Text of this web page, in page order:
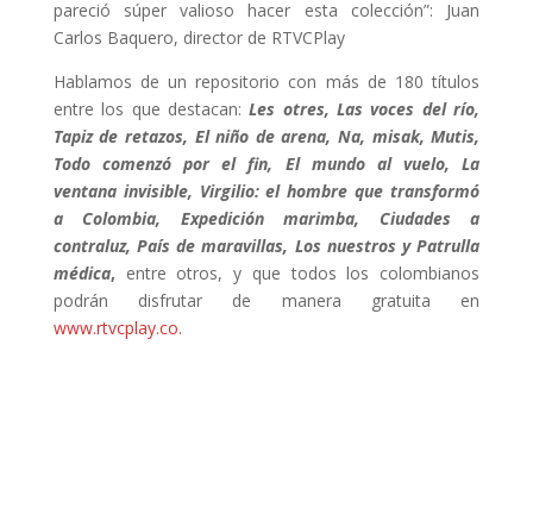
pareció súper valioso hacer esta colección”: Juan
Carlos Baquero, director de RTVCPlay
Hablamos de un repositorio con más de 180 títulos
entre los que destacan: Les otres, Las voces del río,
Tapiz de retazos, El niño de arena, Na, misak, Mutis,
Todo comenzó por el fin, El mundo al vuelo, La
ventana invisible, Virgilio: el hombre que transformó
a Colombia, Expedición marimba, Ciudades a
contraluz, País de maravillas, Los nuestros y Patrulla
médica, entre otros, y que todos los colombianos
podrán disfrutar de manera gratuita en
www.rtvcplay.co.